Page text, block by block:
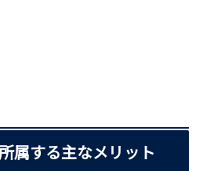
属する主なメリット